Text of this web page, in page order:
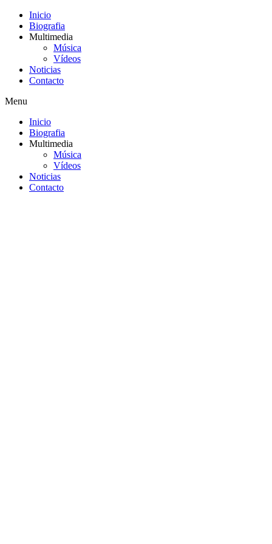
Inicio
Biografia
Multimedia
Música
Vídeos
Noticias
Contacto
Menu
Inicio
Biografia
Multimedia
Música
Vídeos
Noticias
Contacto